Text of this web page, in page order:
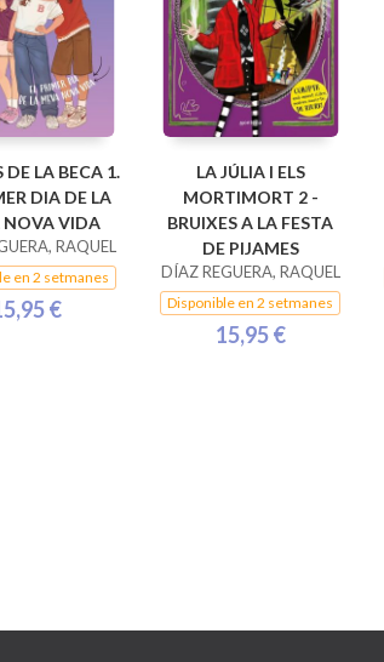
DE LA BECA 1.
DIA DE LA
NOVA VIDA
RAQUEL
en 2 setmanes
€
LA JÚLIA I ELS
MORTIMORT 2 -
BRUIXES A LA FESTA
DE PIJAMES
DÍAZ REGUERA, RAQUEL
Disponible en 2 setmanes
15,95 €